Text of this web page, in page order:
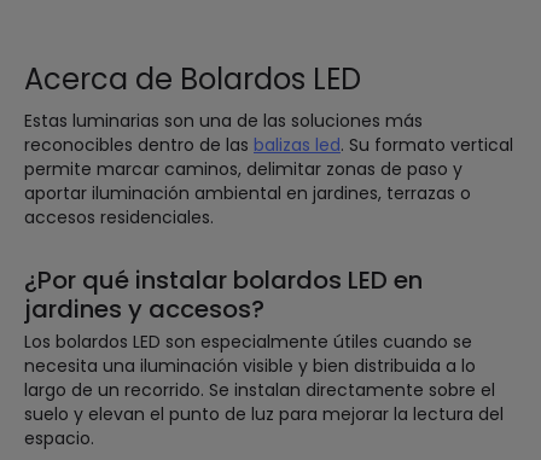
Acerca de Bolardos LED
Estas luminarias son una de las soluciones más
reconocibles dentro de las balizas led. Su formato vertical
permite marcar caminos, delimitar zonas de paso y
aportar iluminación ambiental en jardines, terrazas o
accesos residenciales.
¿Por qué instalar bolardos LED en
jardines y accesos?
Los bolardos LED son especialmente útiles cuando se
necesita una iluminación visible y bien distribuida a lo
largo de un recorrido. Se instalan directamente sobre el
suelo y elevan el punto de luz para mejorar la lectura del
espacio.